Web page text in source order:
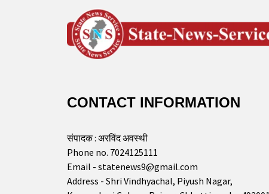
CONTACT INFORMATION
संपादक : अरविंद अवस्थी
Phone no. 7024125111
Email - statenews9@gmail.com
Address - Shri Vindhyachal, Piyush Nagar,